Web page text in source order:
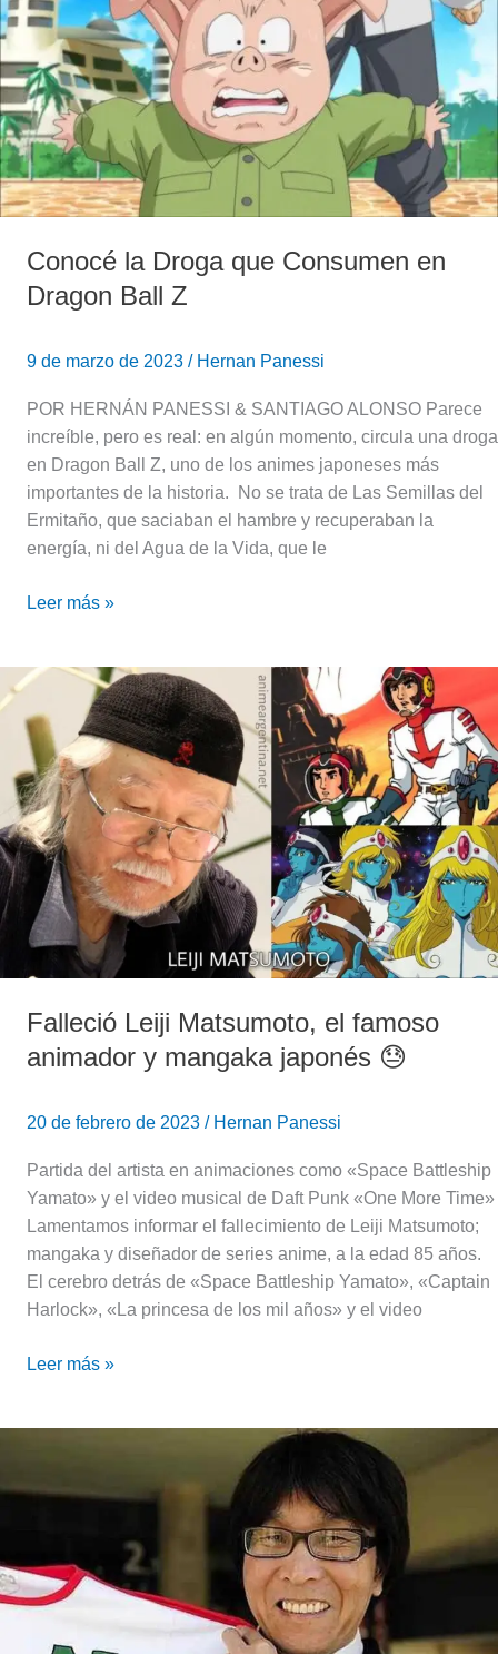
Conocé la Droga que Consumen en
Dragon Ball Z
9 de marzo de 2023 / Hernan Panessi
POR HERNÁN PANESSI & SANTIAGO ALONSO Parece
increíble, pero es real: en algún momento, circula una droga
en Dragon Ball Z, uno de los animes japoneses más
importantes de la historia. No se trata de Las Semillas del
Ermitaño, que saciaban el hambre y recuperaban la
energía, ni del Agua de la Vida, que le
Droga
que
Consumen
en
Dragon
Ball
Z
Leer más »
Falleció Leiji Matsumoto, el famoso
animador y mangaka japonés 😓
20 de febrero de 2023 / Hernan Panessi
Partida del artista en animaciones como «Space Battleship
Yamato» y el video musical de Daft Punk «One More Time»
Lamentamos informar el fallecimiento de Leiji Matsumoto;
mangaka y diseñador de series anime, a la edad 85 años.
El cerebro detrás de «Space Battleship Yamato», «Captain
Harlock», «La princesa de los mil años» y el video
Falleció
Matsumoto,
el
famoso
animador
y
mangaka
japonés
😓
Leer más »
a
Campeones?
Responde